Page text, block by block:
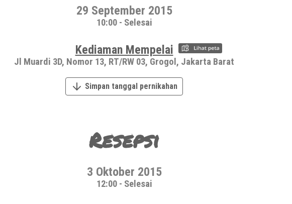
29 September 2015
10:00 - Selesai
Kediaman Mempelai
Jl Muardi 3D, Nomor 13, RT/RW 03, Grogol, Jakarta Barat
Simpan tanggal pernikahan
Resepsi
3 Oktober 2015
12:00 - Selesai